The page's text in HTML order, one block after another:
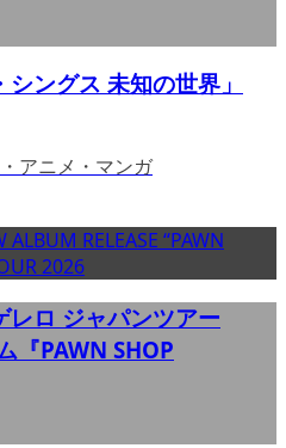
ングス 未知の世界」
アニメ・マンガ
ロ ジャパンツアー
PAWN SHOP